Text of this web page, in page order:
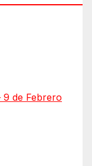
9 de Febrero